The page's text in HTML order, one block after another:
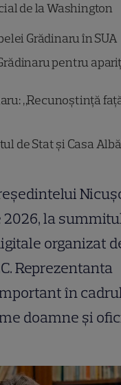
de la Washington
Grădinaru în SUA
pentru
„Recunoștință
de Stat și Casa Albă
2026, la
organizat
Reprezentanta
în
doamne și